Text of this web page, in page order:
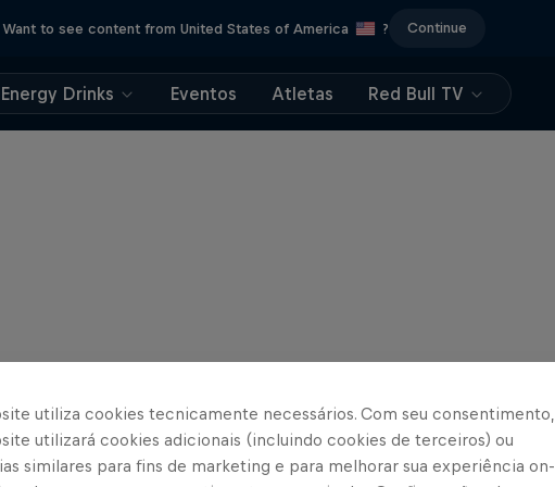
Want to see content from United States of America ? Continue
Energy Drinks Eventos Atletas Red Bull TV
utiliza cookies tecnicamente necessários. Com seu consentimento,
utilizará cookies adicionais (incluindo cookies de terceiros) ou
similares para fins de marketing e para melhorar sua experiência on-